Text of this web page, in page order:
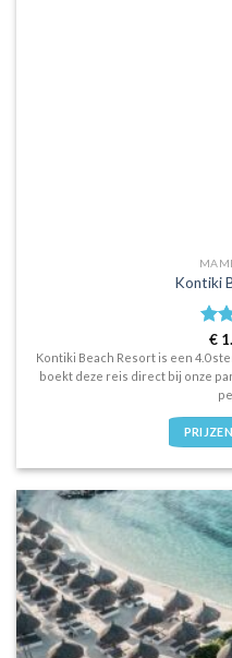
Kontiki
4.0
€
Kontiki Beach Resort is een 4.0
boekt deze reis direct bij onze